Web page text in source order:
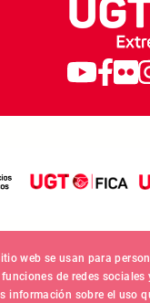
web se usan para
de redes
información sobre el uso